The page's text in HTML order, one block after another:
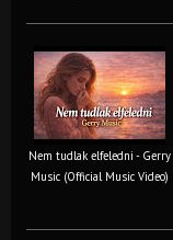
Nem tudlak elfeledni - Gerry
Music (Official Music Video)